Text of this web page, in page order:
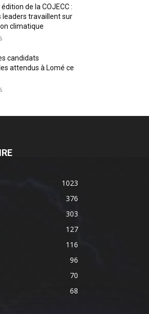
de la COJECC :
leaders travaillent sur
climatique
candidats
attendus à Lomé ce
1023
376
303
127
116
96
70
68